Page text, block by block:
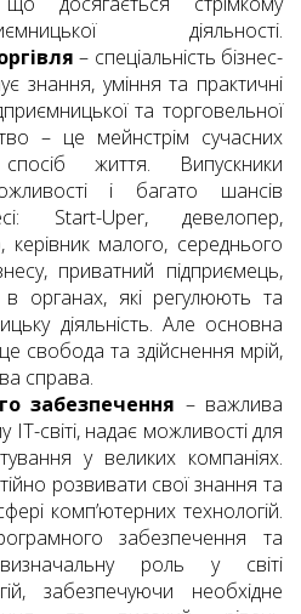
діяльності.
– спеціальність бізнес-
знання, уміння та практичні
та торговельної
– це мейнстрім сучасних
спосіб життя. Випускники
і багато шансів
Start-Uper, девелопер,
малого, середнього
приватний підприємець,
органах, які регулюють та
діяльність. Але основна
свобода та здійснення мрій,
справа.
забезпечення – важлива
ІТ-світі, надає можливості для
у великих компаніях.
розвивати свої знання та
комп’ютерних технологій.
забезпечення та
визначальну роль у світі
забезпечуючи необхідне